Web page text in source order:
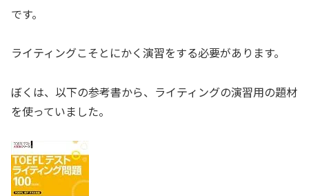
です。
ライティングこそとにかく演習をする必要があります。
ぼくは、以下の参考書から、ライティングの演習用の題材
を使っていました。